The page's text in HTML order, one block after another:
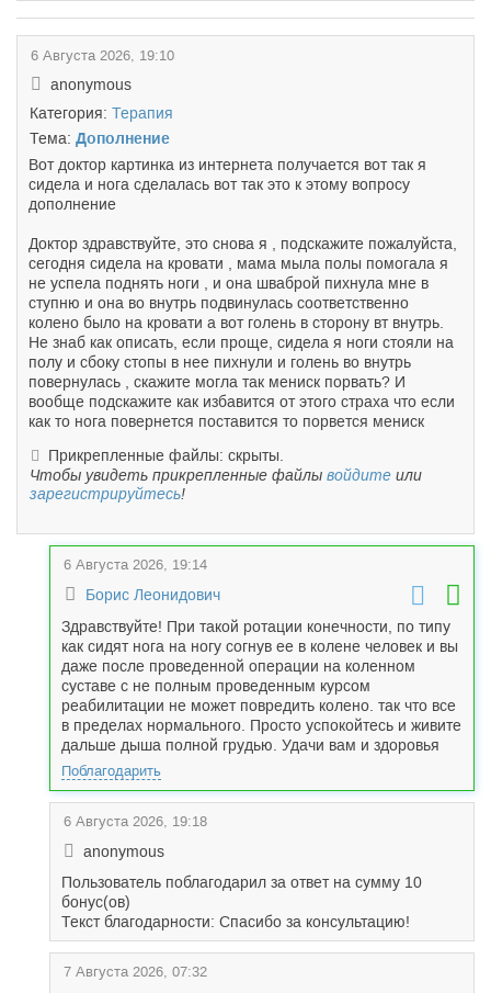
6 Августа 2026, 19:10
anonymous
Категория: Терапия
Тема: Дополнение
Вот доктор картинка из интернета получается вот так я
сидела и нога сделалась вот так это к этому вопросу
дополнение
Доктор здравствуйте, это снова я , подскажите пожалуйста,
сегодня сидела на кровати , мама мыла полы помогала я
не успела поднять ноги , и она шваброй пихнула мне в
ступню и она во внутрь подвинулась соответственно
колено было на кровати а вот голень в сторону вт внутрь.
Не знаб как описать, если проще, сидела я ноги стояли на
полу и сбоку стопы в нее пихнули и голень во внутрь
повернулась , скажите могла так мениск порвать? И
вообще подскажите как избавится от этого страха что если
как то нога повернется поставится то порвется мениск
Прикрепленные файлы: скрыты.
Чтобы увидеть прикрепленные файлы войдите или
зарегистрируйтесь!
6 Августа 2026, 19:14
Борис Леонидович
Здравствуйте! При такой ротации конечности, по типу
как сидят нога на ногу согнув ее в колене человек и вы
даже после проведенной операции на коленном
суставе с не полным проведенным курсом
реабилитации не может повредить колено. так что все
в пределах нормального. Просто успокойтесь и живите
дальше дыша полной грудью. Удачи вам и здоровья
Поблагодарить
6 Августа 2026, 19:18
anonymous
Пользователь поблагодарил за ответ на сумму 10
бонус(ов)
Текст благодарности: Спасибо за консультацию!
7 Августа 2026, 07:32